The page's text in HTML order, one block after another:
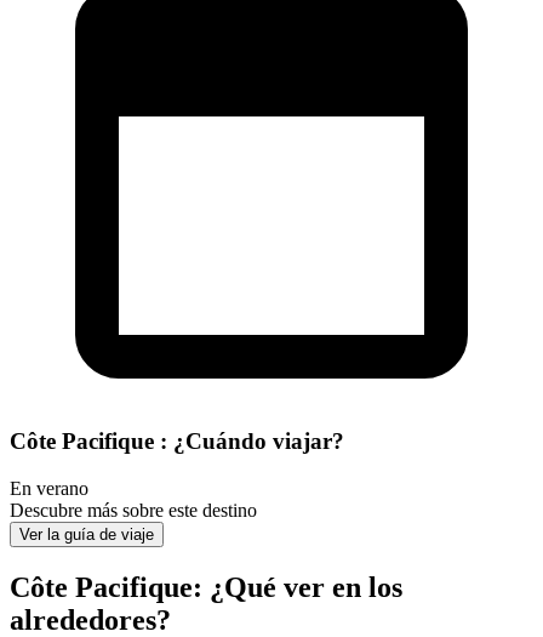
Côte Pacifique : ¿Cuándo viajar?
En verano
Descubre más sobre este destino
Ver la guía de viaje
Côte Pacifique: ¿Qué ver en los
alrededores?